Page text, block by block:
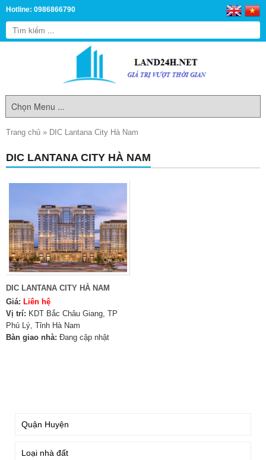
Hotline: 0986866790
Trang chủ » DIC Lantana City Hà Nam
DIC LANTANA CITY HÀ NAM
DIC LANTANA CITY HÀ NAM
Giá: Liên hệ
Vị trí: KDT Bắc Châu Giang, TP
Phủ Lý, Tỉnh Hà Nam
Bàn giao nhà: Đang cập nhật